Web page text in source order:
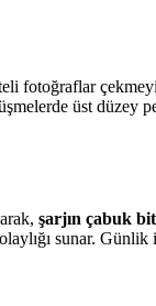
fotoğraflar
üst düzey
şarjın çabuk
sunar.